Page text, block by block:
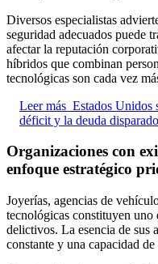
Diversos especialistas
seguridad adecuados puede
afectar la reputación
híbridos que combinan
tecnológicas son cada vez
Leer más Estados Unidos
déficit y la deuda
Organizaciones con
enfoque estratégico
Joyerías, agencias de
tecnológicas constituyen uno
delictivos. La esencia de sus
constante y una capacidad de